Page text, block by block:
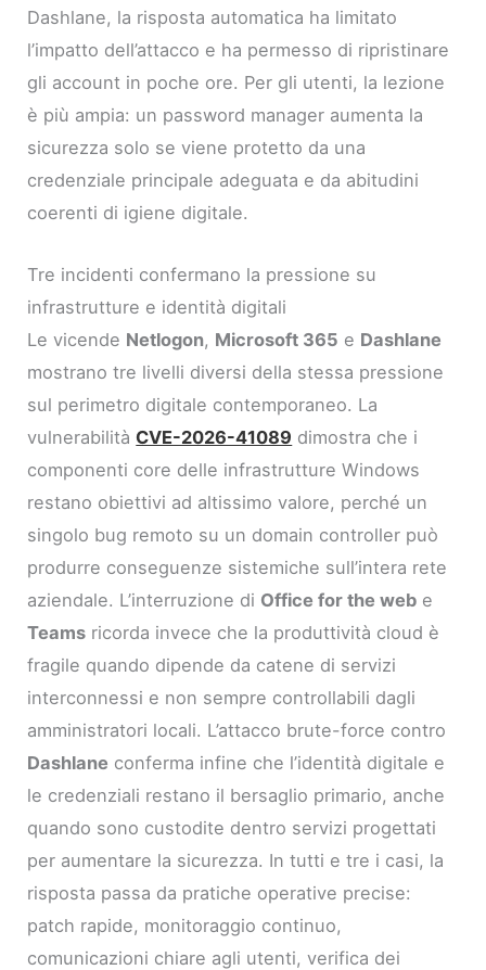
Dashlane, la risposta automatica ha limitato
l’impatto dell’attacco e ha permesso di ripristinare
gli account in poche ore. Per gli utenti, la lezione
è più ampia: un password manager aumenta la
sicurezza solo se viene protetto da una
credenziale principale adeguata e da abitudini
coerenti di igiene digitale.
Tre incidenti confermano la pressione su
infrastrutture e identità digitali
Le vicende Netlogon, Microsoft 365 e Dashlane
mostrano tre livelli diversi della stessa pressione
sul perimetro digitale contemporaneo. La
vulnerabilitàCVE-2026-41089 dimostra che i
componenti core delle infrastrutture Windows
restano obiettivi ad altissimo valore, perché un
singolo bug remoto su un domain controller può
produrre conseguenze sistemiche sull’intera rete
aziendale. L’interruzione di Office for the web e
Teams ricorda invece che la produttività cloud è
fragile quando dipende da catene di servizi
interconnessi e non sempre controllabili dagli
amministratori locali. L’attacco brute-force contro
Dashlane conferma infine che l’identità digitale e
le credenziali restano il bersaglio primario, anche
quando sono custodite dentro servizi progettati
per aumentare la sicurezza. In tutti e tre i casi, la
risposta passa da pratiche operative precise:
patch rapide, monitoraggio continuo,
comunicazioni chiare agli utenti, verifica dei